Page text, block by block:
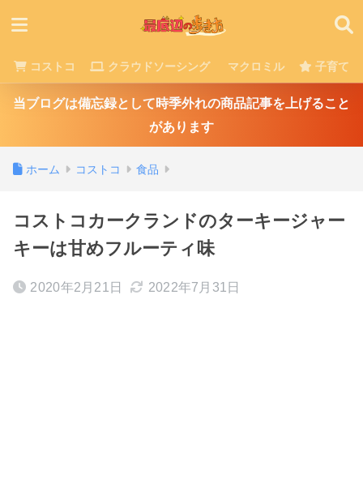
コストコ クラウドソーシング マクロミル 子育て
当ブログは備忘録として時季外れの商品記事を上げること
があります
ホーム コストコ 食品
コストコカークランドのターキージャー
キーは甘めフルーティ味
2020年2月21日 2022年7月31日